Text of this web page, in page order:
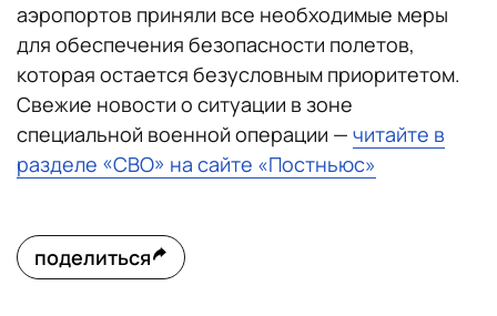
аэропортов приняли все необходимые меры
для обеспечения безопасности полетов,
которая остается безусловным приоритетом.
Свежие новости о ситуации в зоне
специальной военной операции — читайте в
разделе «СВО» на сайте «Постньюс»
поделиться